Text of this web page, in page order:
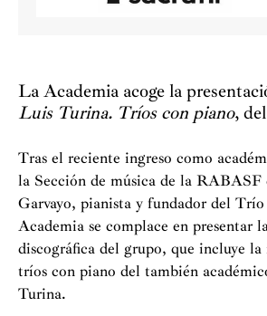
La Academia acoge la
Luis Turina. Tríos con piano,
Tras el reciente ingreso como
la Sección de música de la RABASF
Garvayo, pianista y fundador del
Academia se complace en presentar
discográfica del grupo, que incluye
tríos con piano del también
Turina.